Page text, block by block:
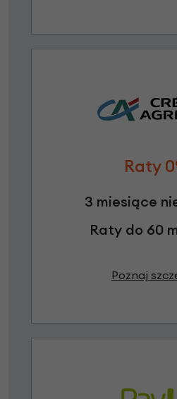
Raty
3 miesiące
Raty do 60
Poznaj